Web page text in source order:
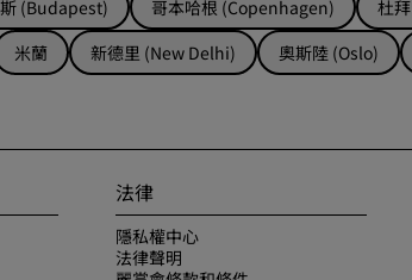
(Budapest) 哥本哈根 (Copenhagen) 杜
米蘭 新德里 (New Delhi) 奧斯陸 (Oslo)
法律
隱私權中心
法律聲明